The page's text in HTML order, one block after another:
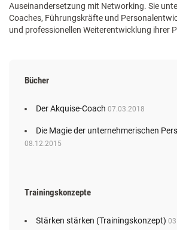
Auseinandersetzung mit Networking. Sie
Coaches, Führungskräfte und
und professionellen Weiterentwicklung ihrer
Bücher
Der Akquise-Coach 07.03.2018
Die Magie der unternehmerischen
08.12.2015
Trainingskonzepte
Stärken stärken (Trainingskonzept)